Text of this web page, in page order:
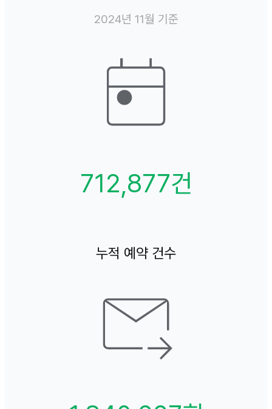
2024년 11월 기준
712,877건
누적 예약 건수